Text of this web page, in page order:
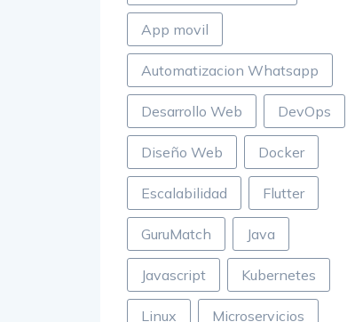
App movil
Automatizacion Whatsapp
Desarrollo Web DevOps
Diseño Web Docker
Escalabilidad Flutter
GuruMatch Java
Javascript Kubernetes
Linux Microservicios